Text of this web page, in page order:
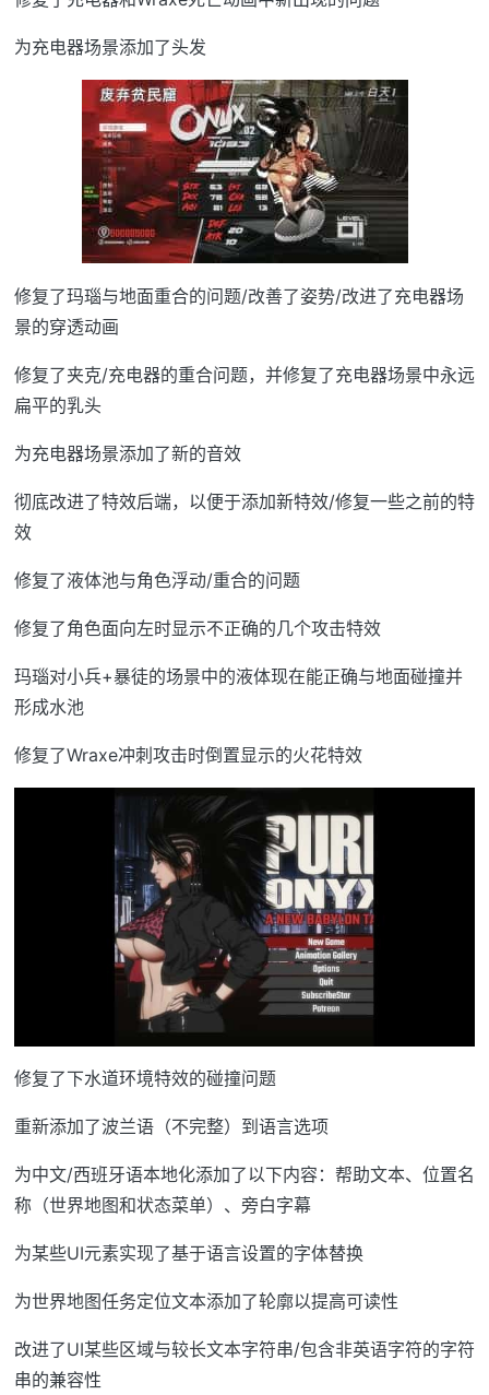
为充电器场景添加了头发
修复了玛瑙与地面重合的问题/改善了姿势/改进了充电器场
景的穿透动画
修复了夹克/充电器的重合问题，并修复了充电器场景中永远
扁平的乳头
为充电器场景添加了新的音效
彻底改进了特效后端，以便于添加新特效/修复一些之前的特
效
修复了液体池与角色浮动/重合的问题
修复了角色面向左时显示不正确的几个攻击特效
玛瑙对小兵+暴徒的场景中的液体现在能正确与地面碰撞并
形成水池
修复了Wraxe冲刺攻击时倒置显示的火花特效
修复了下水道环境特效的碰撞问题
重新添加了波兰语（不完整）到语言选项
为中文/西班牙语本地化添加了以下内容：帮助文本、位置名
称（世界地图和状态菜单）、旁白字幕
为某些UI元素实现了基于语言设置的字体替换
为世界地图任务定位文本添加了轮廓以提高可读性
改进了UI某些区域与较长文本字符串/包含非英语字符的字符
串的兼容性